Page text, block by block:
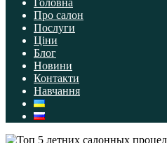
Головна
Про салон
Послуги
Ціни
Блог
Новини
Контакти
Навчання